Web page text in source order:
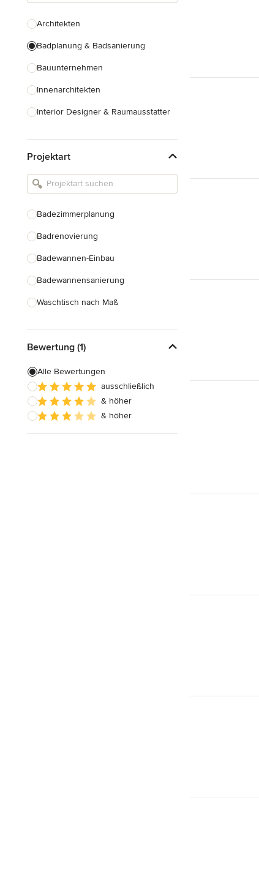
Architekten
Badplanung & Badsanierung
Bauunternehmen
Innenarchitekten
Interior Designer & Raumausstatter
Landschaftsarchitekten
Armaturen & Sanitärbedarf
Einbauschränke
Projektart
Badezimmerplanung
Badrenovierung
Badewannen-Einbau
Badewannensanierung
Waschtisch nach Maß
Gäste-WC Renovierung
Fugenlose Badezimmer
Badezimmereinbau
Alle anzeigen
Bewertung (1)
Alle Bewertungen
ausschließlich
& höher
& höher